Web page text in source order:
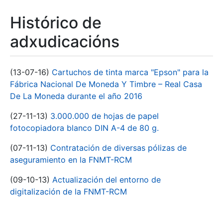
Histórico de
adxudicacións
(13-07-16) Cartuchos de tinta marca "Epson" para la
Fábrica Nacional De Moneda Y Timbre – Real Casa
De La Moneda durante el año 2016
(27-11-13) 3.000.000 de hojas de papel
fotocopiadora blanco DIN A-4 de 80 g.
(07-11-13) Contratación de diversas pólizas de
aseguramiento en la FNMT-RCM
(09-10-13) Actualización del entorno de
digitalización de la FNMT-RCM